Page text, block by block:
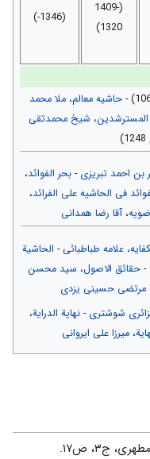
(1409-
1320)
(1346-)
حاشیه معالم،ملا محمد
، شیخ محمدتقی
بن احمد تبریزی -بحر الفوائد،
فی الحاشیه علی الفرائد،
،آقا رضا همدانی
،علامه طباطبائی - الحاشیة
-حقائق الاصول، سید محسن
مرتضی حسینی یزدی
شوشتری -نهایة الدرایة،
،میرزا علی ایروانی
ج۳، ص۱۷.